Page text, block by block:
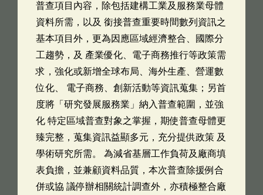
普查項目內容，除包括建構工業及服務業母體
資料所需，以及 銜接普查重要時間數列資訊之
基本項目外，更為因應區域經濟整合、國際分
工趨勢，及 產業優化、電子商務推行等政策需
求，強化或新增全球布局、海外生產、營運數
位化、 電子商務、創新活動等資訊蒐集；另首
度將「研究發展服務業」納入普查範圍，並強
化 特定區域普查對象之掌握，期使普查母體更
臻完整，蒐集資訊益顯多元，充分提供政策 及
學術研究所需。 為減省基層工作負荷及廠商填
表負擔，並兼顧資料品質，本次普查除援例合
併或協 議停辦相關統計調查外，亦積極整合廠